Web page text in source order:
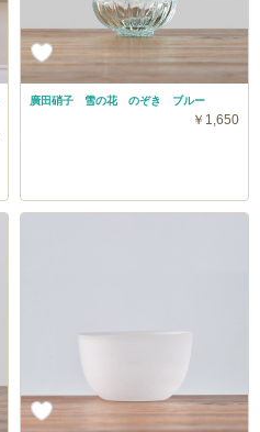
廣田硝子 雪の花 のぞき ブルー
￥1,650